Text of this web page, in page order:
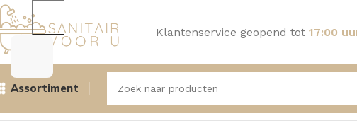
Klantenservice geopend tot 17:00
Assortiment
Douchesystemen Aquasense Showerset Violet